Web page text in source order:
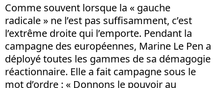
Comme souvent lorsque la « gauche
radicale » ne l’est pas suffisamment, c’est
l’extrême droite qui l’emporte. Pendant la
campagne des européennes, Marine Le Pen a
déployé toutes les gammes de sa démagogie
réactionnaire. Elle a fait campagne sous le
mot d’ordre : « Donnons le pouvoir au